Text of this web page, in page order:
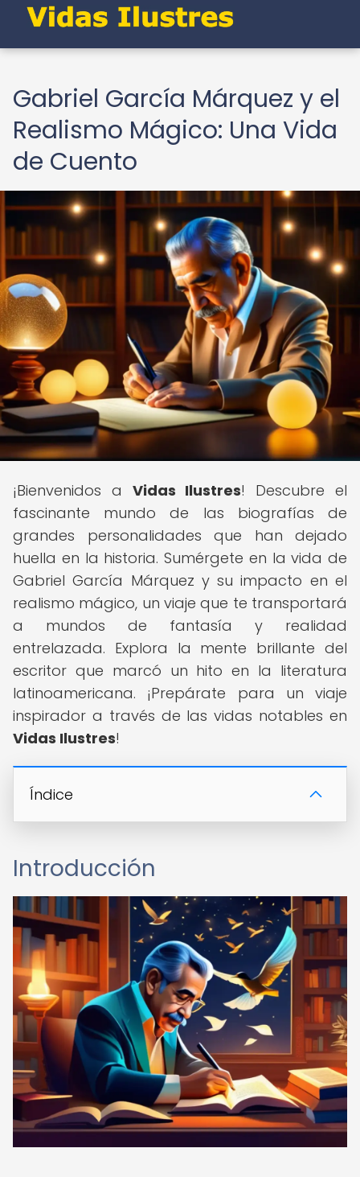
Gabriel García Márquez y el
Realismo Mágico: Una Vida
de Cuento
¡Bienvenidos a Vidas Ilustres! Descubre el
fascinante mundo de las biografías de
grandes personalidades que han dejado
huella en la historia. Sumérgete en la vida de
Gabriel García Márquez y su impacto en el
realismo mágico, un viaje que te transportará
a mundos de fantasía y realidad
entrelazada. Explora la mente brillante del
escritor que marcó un hito en la literatura
latinoamericana. ¡Prepárate para un viaje
inspirador a través de las vidas notables en
Vidas Ilustres!
Índice
Introducción